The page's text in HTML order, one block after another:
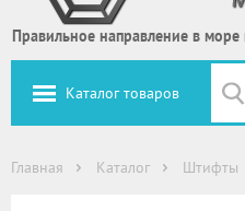
Правильное направление в море
Каталог товаров
Главная Каталог Штифты